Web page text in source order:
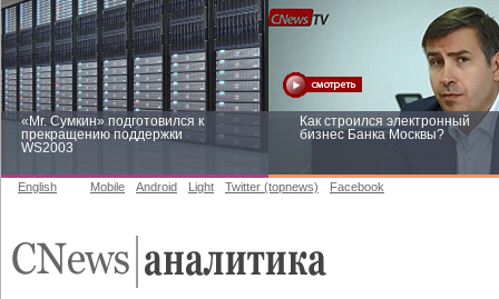
«Mr. Сумкин» подготовился к
прекращению поддержки
WS2003
Как строился электронный
бизнес Банка Москвы?
English Mobile Android Light Twitter (topnews) Facebook